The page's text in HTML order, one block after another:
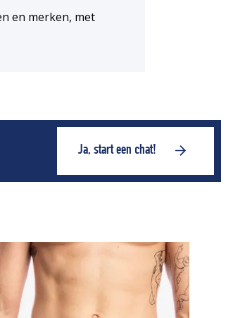
en merken, met
Ja, start een chat!